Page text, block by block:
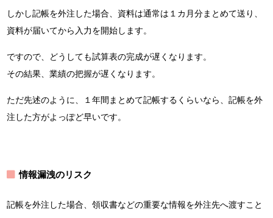
しかし記帳を外注した場合、資料は通常は１カ月分まとめて送り、
資料が届いてから入力を開始します。
ですので、どうしても試算表の完成が遅くなります。
その結果、業績の把握が遅くなります。
ただ先述のように、１年間まとめて記帳するくらいなら、記帳を外
注した方がよっぽど早いです。
情報漏洩のリスク
記帳を外注した場合、領収書などの重要な情報を外注先へ渡すこと